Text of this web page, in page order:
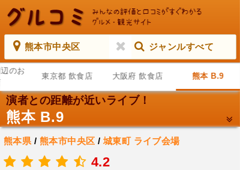
熊本市中央区 ジャンルすべて
のお
東京都 飲食店 大阪府 飲食店 熊本 B.9
演者との距離が近いライブ！
熊本 B.9
熊本県 / 熊本市中央区 / 城東町 ライブ会場
4.2